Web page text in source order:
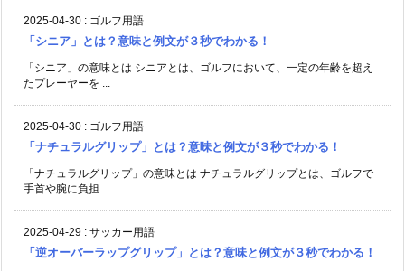
2025-04-30 : ゴルフ用語
「シニア」とは？意味と例文が３秒でわかる！
「シニア」の意味とは シニアとは、ゴルフにおいて、一定の年齢を超え
たプレーヤーを ...
2025-04-30 : ゴルフ用語
「ナチュラルグリップ」とは？意味と例文が３秒でわかる！
「ナチュラルグリップ」の意味とは ナチュラルグリップとは、ゴルフで
手首や腕に負担 ...
2025-04-29 : サッカー用語
「逆オーバーラップグリップ」とは？意味と例文が３秒でわかる！